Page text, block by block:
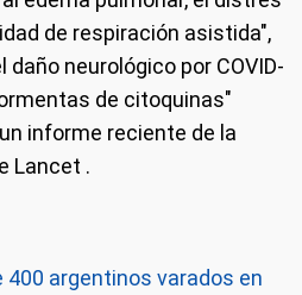
de respiración asistida",
neurológico por COVID-
de citoquinas"
informe reciente de la
Lancet .
400 argentinos varados en